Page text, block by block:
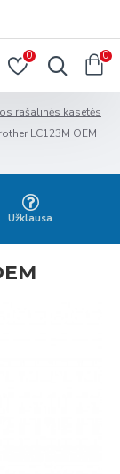
0 0
rašalinės kasetės
LC123M OEM
Užklausa